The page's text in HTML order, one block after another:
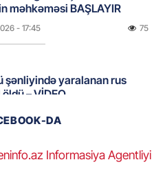
məhkəməsi BAŞLAYIR
- 17:45 75
şənliyində yaralanan rus
– VİDEO
qadının milyonluq mirası ilə
DA
Informasiya Agentliyi